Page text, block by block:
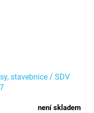
stavebnice / SDV
není skladem